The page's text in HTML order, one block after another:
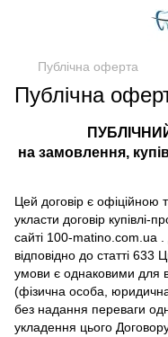
Публічна оферта
Публічна
на замовлення,
Цей договір є офіційною
укласти договір купівлі-
сайті 100-matino.com.ua .
відповідно до статті 633
умови є однаковими для
(фізична особа,
без надання переваги
укладення цього